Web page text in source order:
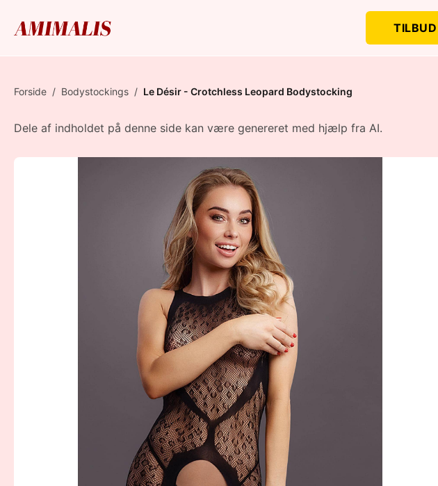
TILBUD
Forside / Bodystockings / Le Désir - Crotchless Leopard Bodystocking
Dele af indholdet på denne side kan være genereret med hjælp fra AI.